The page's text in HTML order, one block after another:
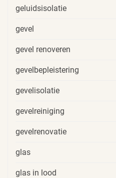
geluidsisolatie
gevel
gevel renoveren
gevelbepleistering
gevelisolatie
gevelreiniging
gevelrenovatie
glas
glas in lood